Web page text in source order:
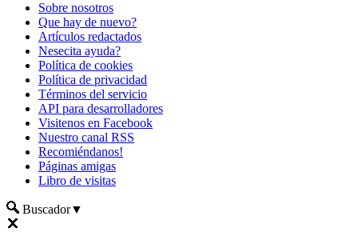
Sobre nosotros
Que hay de nuevo?
Artículos redactados
Nesecita ayuda?
Política de cookies
Política de privacidad
Términos del servicio
API para desarrolladores
Visitenos en Facebook
Nuestro canal RSS
Recomiéndanos!
Páginas amigas
Libro de visitas
Buscador▼